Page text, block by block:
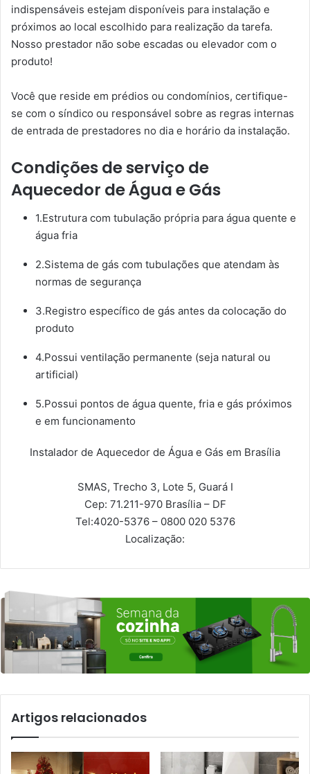
indispensáveis estejam disponíveis para instalação e
próximos ao local escolhido para realização da tarefa.
Nosso prestador não sobe escadas ou elevador com o
produto!
Você que reside em prédios ou condomínios, certifique-
se com o síndico ou responsável sobre as regras internas
de entrada de prestadores no dia e horário da instalação.
Condições de serviço de
Aquecedor de Água e Gás
1.Estrutura com tubulação própria para água quente e
água fria
2.Sistema de gás com tubulações que atendam às
normas de segurança
3.Registro específico de gás antes da colocação do
produto
4.Possui ventilação permanente (seja natural ou
artificial)
5.Possui pontos de água quente, fria e gás próximos
e em funcionamento
Instalador de Aquecedor de Água e Gás em Brasília
SMAS, Trecho 3, Lote 5, Guará I
Cep: 71.211-970 Brasília – DF
Tel:4020-5376 – 0800 020 5376
Localização:
Artigos relacionados